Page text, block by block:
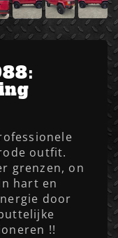
outfit.
grenzen, on
hart en
door
!!